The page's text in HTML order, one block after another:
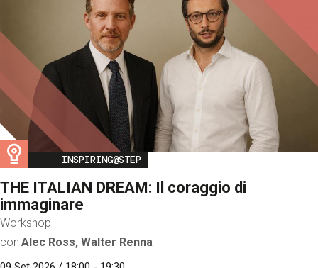
Image
INSPIRING@STEP
THE ITALIAN DREAM: Il coraggio di
immaginare
Workshop
con Alec Ross, Walter Renna